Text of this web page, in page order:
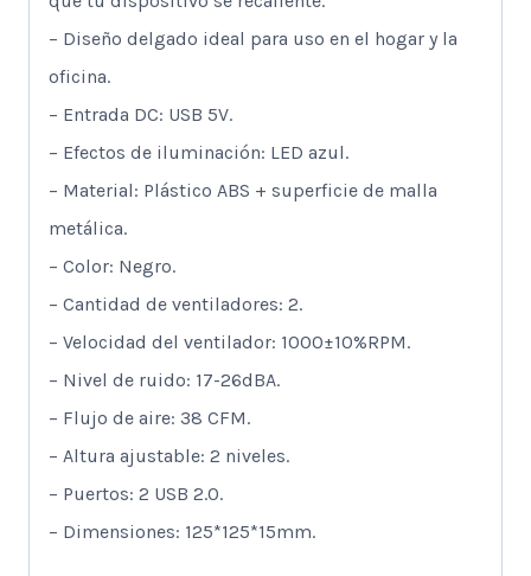
– Diseño delgado ideal para uso en el hogar y la
oficina.
– Entrada DC: USB 5V.
– Efectos de iluminación: LED azul.
– Material: Plástico ABS + superficie de malla
metálica.
– Color: Negro.
– Cantidad de ventiladores: 2.
– Velocidad del ventilador: 1000±10%RPM.
– Nivel de ruido: 17-26dBA.
– Flujo de aire: 38 CFM.
– Altura ajustable: 2 niveles.
– Puertos: 2 USB 2.0.
– Dimensiones: 125*125*15mm.